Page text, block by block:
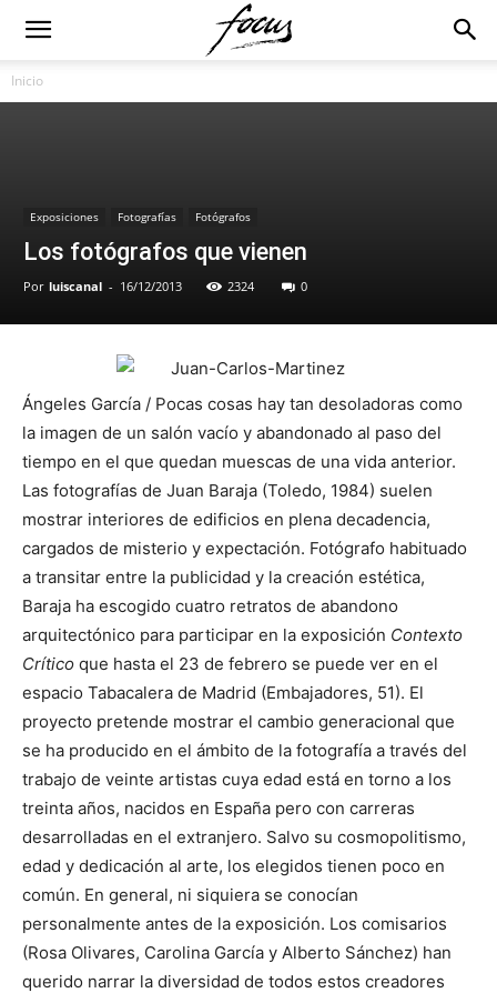
Inicio
Exposiciones Fotografías Fotógrafos
Los fotógrafos que vienen
Por luiscanal - 16/12/2013 2324 0
Ángeles García / Pocas cosas hay tan desoladoras como
la imagen de un salón vacío y abandonado al paso del
tiempo en el que quedan muescas de una vida anterior.
Las fotografías de Juan Baraja (Toledo, 1984) suelen
mostrar interiores de edificios en plena decadencia,
cargados de misterio y expectación. Fotógrafo habituado
a transitar entre la publicidad y la creación estética,
Baraja ha escogido cuatro retratos de abandono
arquitectónico para participar en la exposición Contexto
Crítico que hasta el 23 de febrero se puede ver en el
espacio Tabacalera de Madrid (Embajadores, 51). El
proyecto pretende mostrar el cambio generacional que
se ha producido en el ámbito de la fotografía a través del
trabajo de veinte artistas cuya edad está en torno a los
treinta años, nacidos en España pero con carreras
desarrolladas en el extranjero. Salvo su cosmopolitismo,
edad y dedicación al arte, los elegidos tienen poco en
común. En general, ni siquiera se conocían
personalmente antes de la exposición. Los comisarios
(Rosa Olivares, Carolina García y Alberto Sánchez) han
querido narrar la diversidad de todos estos creadores